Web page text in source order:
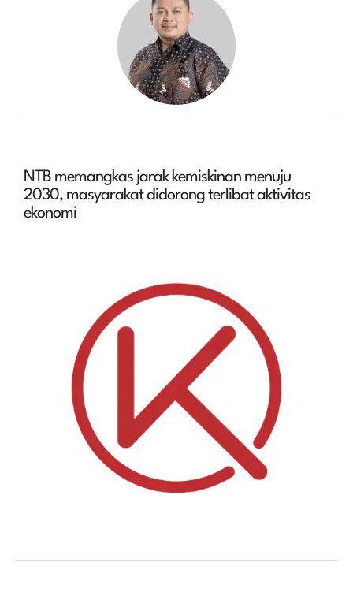
NTB memangkas jarak kemiskinan menuju
2030, masyarakat didorong terlibat aktivitas
ekonomi